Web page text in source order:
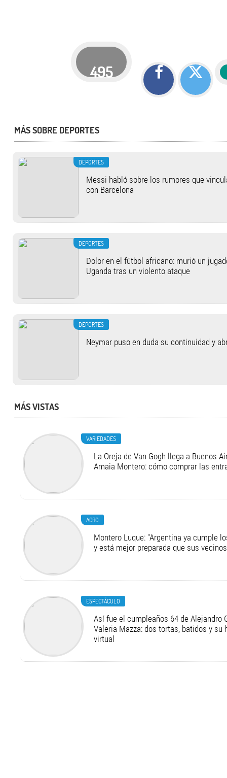
495
MÁS SOBRE DEPORTES
DEPORTES
Messi habló sobre los rumores que
con Barcelona
DEPORTES
Dolor en el fútbol africano: murió un
Uganda tras un violento ataque
DEPORTES
Neymar puso en duda su continuidad y
MÁS VISTAS
VARIEDADES
La Oreja de Van Gogh llega a Buenos
Amaia Montero: cómo comprar las
AGRO
Montero Luque: "Argentina ya cumple
y está mejor preparada que sus
ESPECTÁCULO
Así fue el cumpleaños 64 de Alejandro
Valeria Mazza: dos tortas, batidos y su
virtual